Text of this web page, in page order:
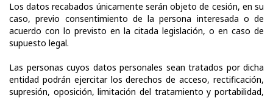
Los datos recabados únicamente serán objeto de cesión, en su
caso, previo consentimiento de la persona interesada o de
acuerdo con lo previsto en la citada legislación, o en caso de
supuesto legal.
Las personas cuyos datos personales sean tratados por dicha
entidad podrán ejercitar los derechos de acceso, rectificación,
supresión, oposición, limitación del tratamiento y portabilidad,